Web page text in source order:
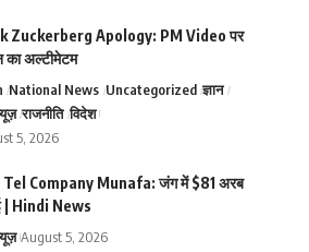
Zuckerberg Apology: PM Video पर
का अल्टीमेटम
National News Uncategorized ज्ञान
राजनीति विदेश
5, 2026
Company Munafa: जंग में $81 अरब
| Hindi News
August 5, 2026